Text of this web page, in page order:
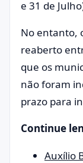
e 31 de
No entanto,
reaberto
que os
não foram
prazo para
Continue
Auxílio